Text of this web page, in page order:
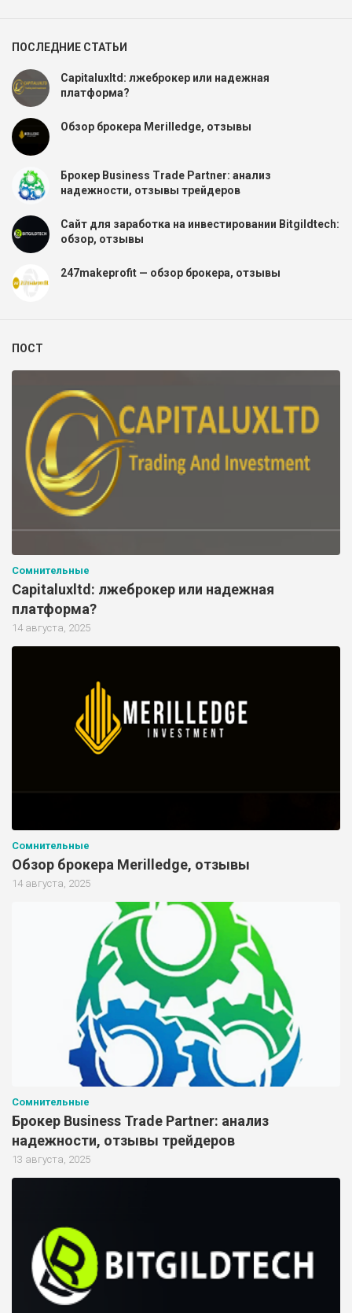
ПОСЛЕДНИЕ СТАТЬИ
Capitaluxltd: лжеброкер или надежная
платформа?
Обзор брокера Merilledge, отзывы
Брокер Business Trade Partner: анализ
надежности, отзывы трейдеров
Сайт для заработка на инвестировании Bitgildtech:
обзор, отзывы
247makeprofit — обзор брокера, отзывы
ПОСТ
Сомнительные
Capitaluxltd: лжеброкер или надежная
платформа?
14 августа, 2025
Сомнительные
Обзор брокера Merilledge, отзывы
14 августа, 2025
Сомнительные
Брокер Business Trade Partner: анализ
надежности, отзывы трейдеров
13 августа, 2025